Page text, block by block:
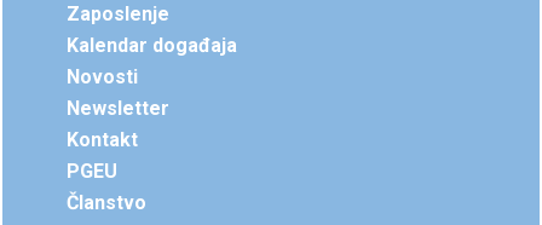
Zaposlenje
Kalendar događaja
Novosti
Newsletter
Kontakt
PGEU
Članstvo